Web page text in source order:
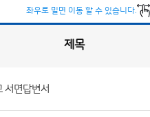
좌우로 밀면 이동 할 수 있습니다.
제목
서면답변서